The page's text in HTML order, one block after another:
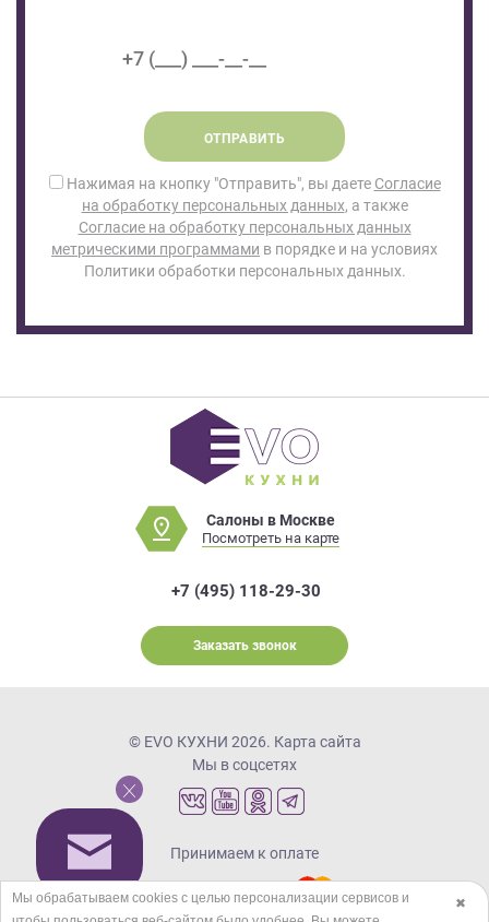
ОТПРАВИТЬ
Нажимая на кнопку "Отправить", вы даете Согласие
на обработку персональных данных, а также
Согласие на обработку персональных данных
метрическими программами в порядке и на условиях
Политики обработки персональных данных.
Салоны в Москве
Посмотреть на карте
+7 (495) 118-29-30
Заказать звонок
© EVO КУХНИ 2026. Карта сайта
Мы в соцсетях
Принимаем к оплате
✖
Мы обрабатываем cookies с целью персонализации сервисов и